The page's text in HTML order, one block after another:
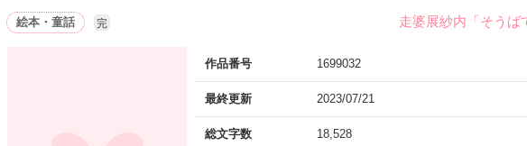
絵本・童話 完 走婆展紗内「そうば
作品番号 1699032
最終更新 2023/07/21
総文字数 18,528